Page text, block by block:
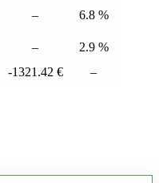
–
6.8 %
–
2.9 %
-1321.42 € –